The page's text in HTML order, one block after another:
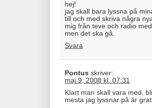
hej!
jag skall bara lyssna på
till och med skriva några
mig från teve och radio
men det ska gå.
Svara
Pontus skriver:
maj 9, 2008 kl. 07:31
Klart man skall vara med,
mesta jag lyssnar på är